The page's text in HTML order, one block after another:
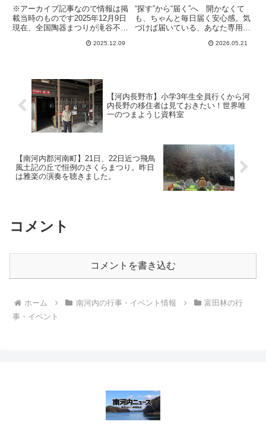
ンスの良い焼き物勢ぞろい
（2022年12月09日 アーカ
イブ）
※アーカイブ記事なので情報は掲
載当時のものです2025年12月9日
現在、全国陶器まつりが滝谷不動
とのこと11月の時点で告知が無
2025.12.09
“探す”から“届く”へ 開かなくて
も、ちゃんと毎日届く安心感。気
づけば届いている、あなた専用の
で、15:30～17:00頃まで行われま
2026.05.21
【河内長野市】小学3年生全員行くから河
内長野の移住者は見ておきたい！世界唯
一のつまようじ資料室
【南河内郡河南町】21日、22日近つ飛鳥
風土記の丘で恒例のさくらまつり。昨日
は雅楽の演奏を聴きました。
コメント
コメントを書き込む
ホーム 南河内の行事・イベント情報
富田林の行
事・イベント